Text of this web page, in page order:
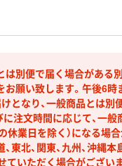
は別便で届く場合がある
願い致します。午後6時
となり、一般商品とは別
注文時間に応じて、一般
の休業日を除く）になる
東北、関東、九州、沖縄
いただく場合がございま